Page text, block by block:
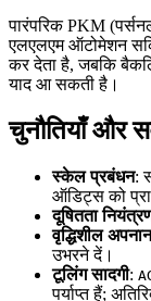
पारंपरिक PKM
एलएलएम ऑटोमेशन
कर देता है, जबकि
याद आ सकती है।
चुनौतियाँ और
स्केल प्रबंधन:
ऑडिट्स को
दूषितता
वृद्धिशील
उभरने दें।
टूलिंग सादगी:
पर्याप्त हैं;